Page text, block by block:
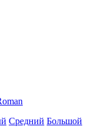
Средний Большой